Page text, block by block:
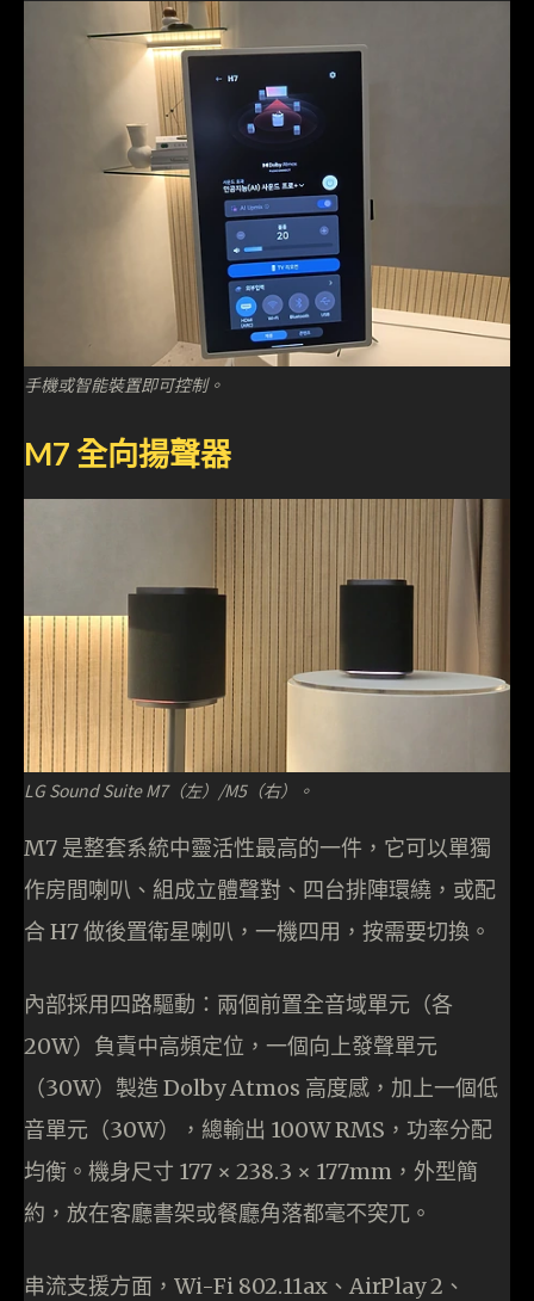
手機或智能裝置即可控制。
M7 全向揚聲器
LG Sound Suite M7（左）/M5（右）。
M7 是整套系統中靈活性最高的一件，它可以單獨
作房間喇叭、組成立體聲對、四台排陣環繞，或配
合 H7 做後置衛星喇叭，一機四用，按需要切換。
內部採用四路驅動：兩個前置全音域單元（各
20W）負責中高頻定位，一個向上發聲單元
（30W）製造 Dolby Atmos 高度感，加上一個低
音單元（30W），總輸出 100W RMS，功率分配
均衡。機身尺寸 177 × 238.3 × 177mm，外型簡
約，放在客廳書架或餐廳角落都毫不突兀。
串流支援方面，Wi-Fi 802.11ax、AirPlay 2、